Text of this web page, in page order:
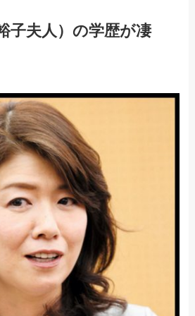
子夫人）の学歴が凄